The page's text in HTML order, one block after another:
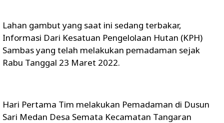
Lahan gambut yang saat ini sedang terbakar,
Informasi Dari Kesatuan Pengelolaan Hutan (KPH)
Sambas yang telah melakukan pemadaman sejak
Rabu Tanggal 23 Maret 2022.
Hari Pertama Tim melakukan Pemadaman di Dusun
Sari Medan Desa Semata Kecamatan Tangaran